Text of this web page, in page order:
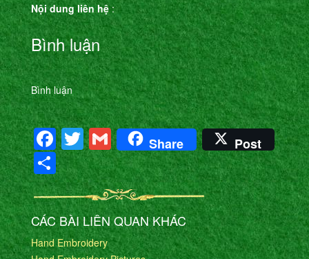
Nội dung liên hệ:
Bình luận
Bình luận
Facebook
Twitter
Gmail
Share Post
Share
CÁC BÀI LIÊN QUAN KHÁC
Hand Embroidery